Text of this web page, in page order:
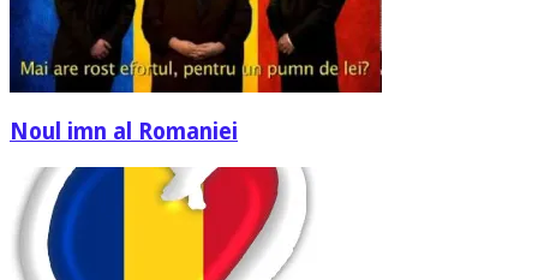
Noul imn al Romaniei